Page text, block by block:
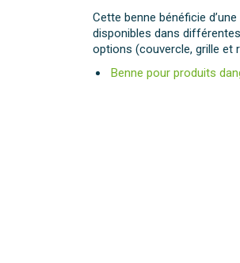
Cette benne bénéficie
disponibles dans
options (couvercle, grille et
Benne pour produits